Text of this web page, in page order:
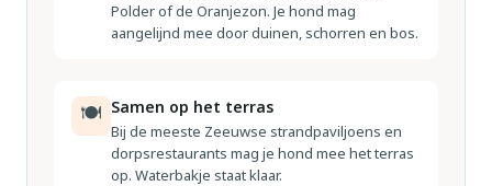
Polder of de Oranjezon. Je hond mag
aangelijnd mee door duinen, schorren en bos.
🍽 Samen op het terras
Bij de meeste Zeeuwse strandpaviljoens en
dorpsrestaurants mag je hond mee het terras
op. Waterbakje staat klaar.